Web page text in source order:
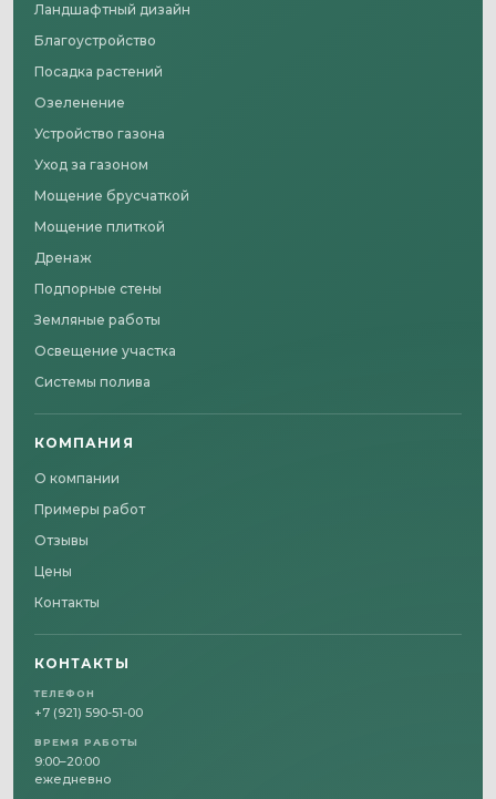
Ландшафтный дизайн
Благоустройство
Посадка растений
Озеленение
Устройство газона
Уход за газоном
Мощение брусчаткой
Мощение плиткой
Дренаж
Подпорные стены
Земляные работы
Освещение участка
Системы полива
КОМПАНИЯ
О компании
Примеры работ
Отзывы
Цены
Контакты
КОНТАКТЫ
ТЕЛЕФОН
+7 (921) 590-51-00
ВРЕМЯ РАБОТЫ
9:00–20:00
ежедневно